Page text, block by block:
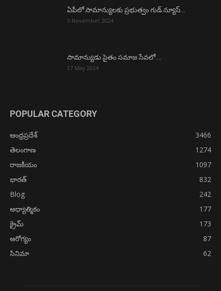
ఏపీలో సామాన్యులకు ప్రభుత్వం గుడ్ న్యూస్…
5 November 2024
సామాన్యుడు సైతం సమాజ సేవలో….
27 May 2024
POPULAR CATEGORY
ఆంధ్రప్రదేశ్
3466
తెలంగాణ
1274
రాజకీయం
1097
భారత్
832
Blog
242
ఆధ్యాత్మికం
177
క్రైమ్
173
ఆరోగ్యం
87
సినిమా
62